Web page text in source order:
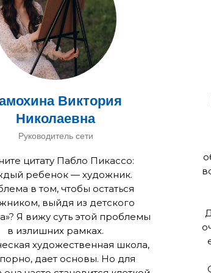
Виктория
Николаевна
Руководитель сети
цитату Пабло Пикассо:
ребенок — художник.
в том, чтобы остаться
выйдя из детского
Я вижу суть этой проблемы
в излишних рамках.
художественная школа,
дает основы. Но для